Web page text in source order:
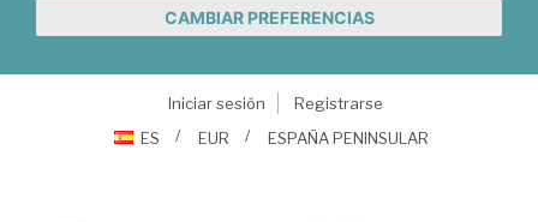
CAMBIAR PREFERENCIAS
Iniciar sesión
Registrarse
ES
EUR ESPAÑA PENINSULAR